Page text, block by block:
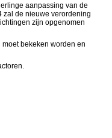
aanpassing van de
zal de nieuwe verordening
zijn opgenomen
bekeken worden en